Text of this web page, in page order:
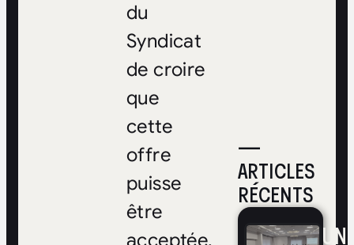
—
ARTICLES
RÉCENTS
du
Syndicat
de croire
que
cette
offre
puisse
être